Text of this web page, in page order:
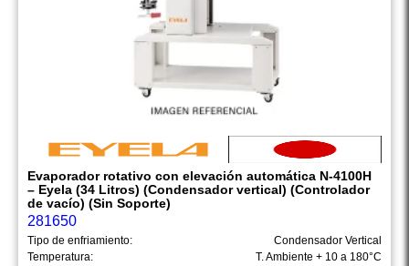
Evaporador rotativo con elevación automática N-4100H
– Eyela (34 Litros) (Condensador vertical) (Controlador
de vacío) (Sin Soporte)
281650
Tipo de enfriamiento:
Condensador Vertical
Temperatura:
T. Ambiente + 10 a 180°C